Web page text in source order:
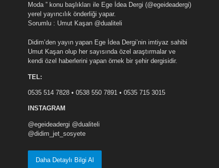
Moda ” konu başlıkları ile Ege İdea Dergi (@egeideadergi)
yerel yayıncılık önderliği yapar.
Sorumlu : Umut Kaşan @dualiteli
Didim’den yayın yapan Ege İdea Dergi’nin imtiyaz sahibi
Umut Kaşan olup her sayısında özel araştırmalar ve
kendi özel haberlerini yapan örnek bir şehir dergisidir.
TEL:
0535 514 7828 • 0538 550 7891 • 0535 715 3015
INSTAGRAM
@egeideadergi @dualiteli
@didim_jet_sosyete
Daha Detaylı Bilgi Al